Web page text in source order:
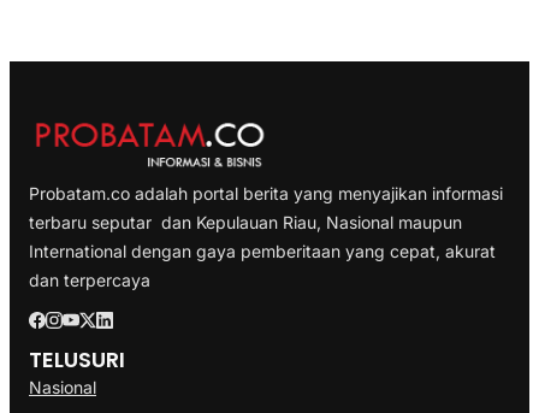
Probatam.co adalah portal berita yang menyajikan informasi
terbaru seputar dan Kepulauan Riau, Nasional maupun
International dengan gaya pemberitaan yang cepat, akurat
dan terpercaya
TELUSURI
Nasional